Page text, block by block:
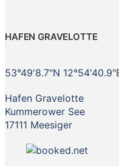
HAFEN GRAVELOTTE
53°49'8.7"N
Hafen Gravelotte
Kummerower See
17111 Meesiger